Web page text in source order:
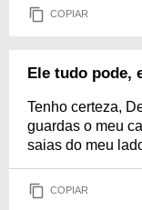
COPIAR
Ele tudo pode,
Tenho certeza,
guardas o meu
saias do meu
COPIAR